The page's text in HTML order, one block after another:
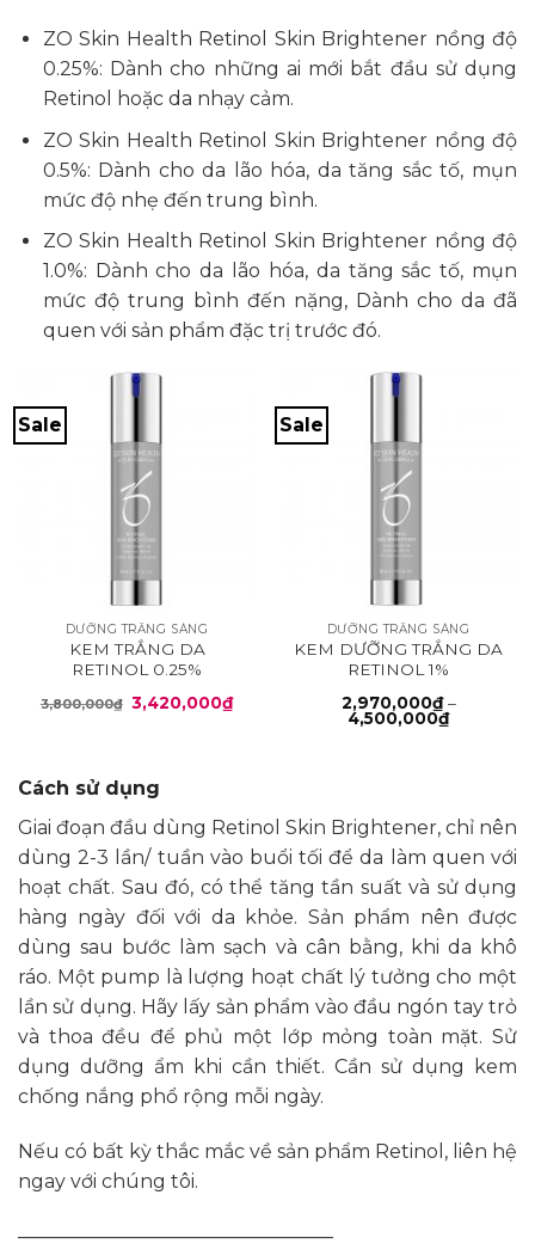
ZO Skin Health Retinol Skin Brightener nồng độ
0.25%: Dành cho những ai mới bắt đầu sử dụng
Retinol hoặc da nhạy cảm.
ZO Skin Health Retinol Skin Brightener nồng độ
0.5%: Dành cho da lão hóa, da tăng sắc tố, mụn
mức độ nhẹ đến trung bình.
ZO Skin Health Retinol Skin Brightener nồng độ
1.0%: Dành cho da lão hóa, da tăng sắc tố, mụn
mức độ trung bình đến nặng, Dành cho da đã
quen với sản phẩm đặc trị trước đó.
Sale
DƯỠNG TRẮNG SÁNG
KEM TRẮNG DA
RETINOL 0.25%
3,800,000₫ Giá
gốc
3,420,000₫Giá
hiện
Sale
DƯỠNG TRẮNG SÁNG
KEM DƯỠNG TRẮNG DA
RETINOL 1%
2,970,000₫ –
4,500,000₫Khoảng
giá:
Cách sử dụng
Giai đoạn đầu dùng Retinol Skin Brightener, chỉ nên
dùng 2-3 lần/ tuần vào buổi tối để da làm quen với
hoạt chất. Sau đó, có thể tăng tần suất và sử dụng
hàng ngày đối với da khỏe. Sản phẩm nên được
dùng sau bước làm sạch và cân bằng, khi da khô
ráo. Một pump là lượng hoạt chất lý tưởng cho một
lần sử dụng. Hãy lấy sản phẩm vào đầu ngón tay trỏ
và thoa đều để phủ một lớp mỏng toàn mặt. Sử
dụng dưỡng ẩm khi cần thiết. Cần sử dụng kem
chống nắng phổ rộng mỗi ngày.
Nếu có bất kỳ thắc mắc về sản phẩm Retinol, liên hệ
ngay với chúng tôi.
————————————————–